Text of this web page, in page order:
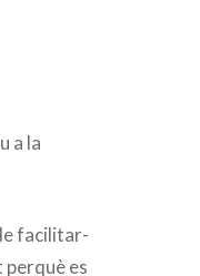
a la
facilitar-
perquè es